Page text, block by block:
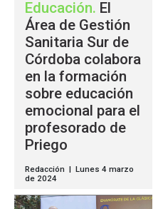
Educación. El
Área de Gestión
Sanitaria Sur de
Córdoba colabora
en la formación
sobre educación
emocional para el
profesorado de
Priego
Redacción | Lunes 4 marzo
de 2024